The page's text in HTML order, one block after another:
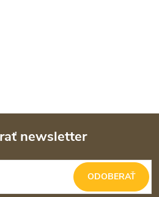
newsletter
ODOBERAŤ